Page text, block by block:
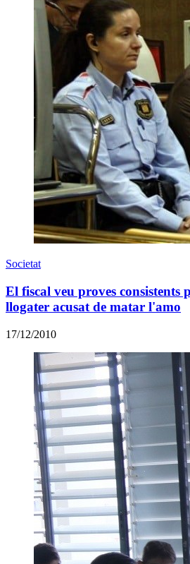
Societat
El fiscal veu proves consistents
llogater acusat de matar l'amo
17/12/2010